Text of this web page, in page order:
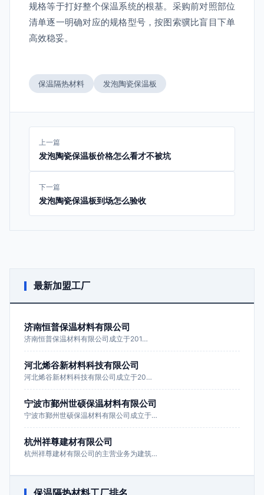
规格等于打好整个保温系统的根基。采购前对照部位
清单逐一明确对应的规格型号，按图索骥比盲目下单
高效稳妥。
保温隔热材料 发泡陶瓷保温板
上一篇
发泡陶瓷保温板价格怎么看才不被坑
下一篇
发泡陶瓷保温板到场怎么验收
最新加盟工厂
济南恒普保温材料有限公司
济南恒普保温材料有限公司成立于201…
河北烯谷新材料科技有限公司
河北烯谷新材料科技有限公司成立于20…
宁波市鄞州世硕保温材料有限公司
宁波市鄞州世硕保温材料有限公司成立于…
杭州祥尊建材有限公司
杭州祥尊建材有限公司的主营业务为建筑…
保温隔热材料工厂排名